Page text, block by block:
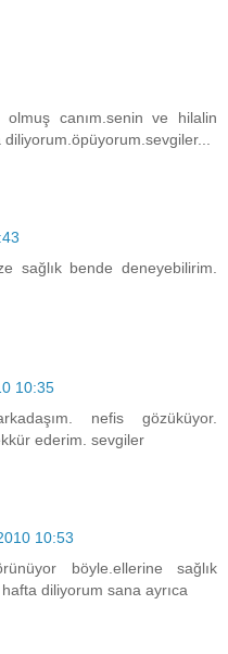
olmuş canım.senin ve hilalin
sağlık bende deneyebilirim.
10:35
nefis gözüküyor.
ederim. sevgiler
10:53
böyle.ellerine sağlık
diliyorum sana ayrıca